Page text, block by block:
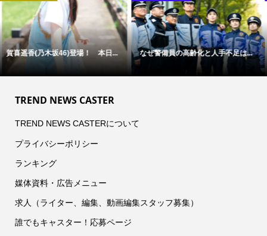
「病気」から「人」を診る医療へ
―...
F1全戦を2人で現地観戦、航空券
TREND NEWS CASTER
TREND NEWS CASTERについて
プライバシーポリシー
ランキング
媒体資料・広告メニュー
求人（ライター、編集、動画編集スタッフ募集）
誰でもキャスター！応募ページ